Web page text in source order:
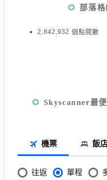
部落
2,842,932 個點閱數
Skyscanner最